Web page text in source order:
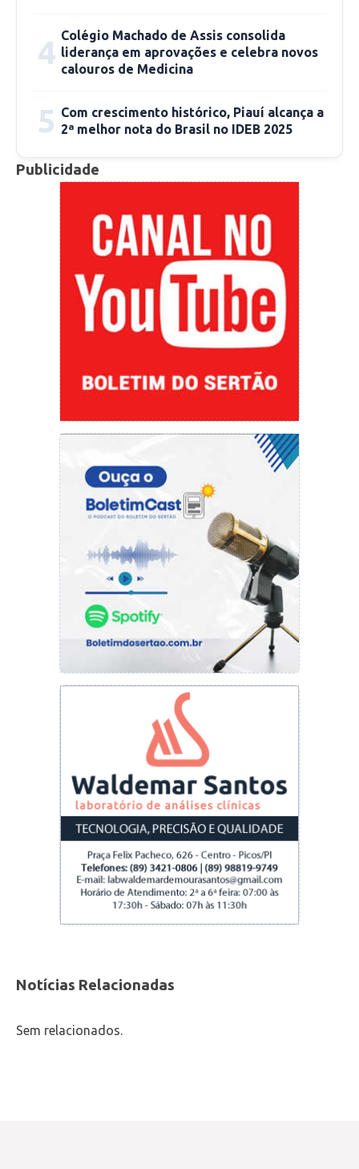
Fonte: Ascom
4 Colégio Machado de Assis consolida
liderança em aprovações e celebra novos
calouros de Medicina
5 Com crescimento histórico, Piauí alcança a
2ª melhor nota do Brasil no IDEB 2025
Publicidade
Notícias Relacionadas
Sem relacionados.